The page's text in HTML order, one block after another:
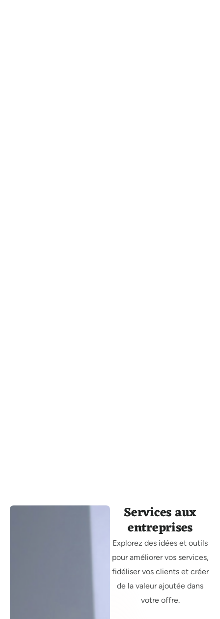
Services aux
entreprises
Explorez des idées et outils
pour améliorer vos services,
fidéliser vos clients et créer
de la valeur ajoutée dans
votre offre.